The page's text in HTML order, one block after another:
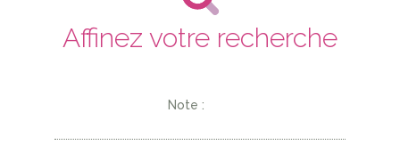
Affinez votre recherche
Note :